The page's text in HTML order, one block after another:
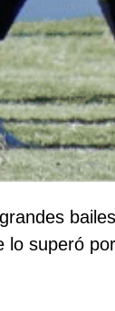
lo superó